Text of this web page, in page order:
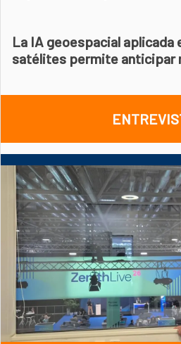
La IA geoespacial aplicada
satélites permite anticipar